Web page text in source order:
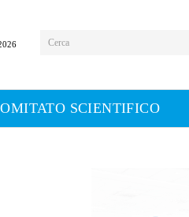
Cerca
SCIENTIFICO